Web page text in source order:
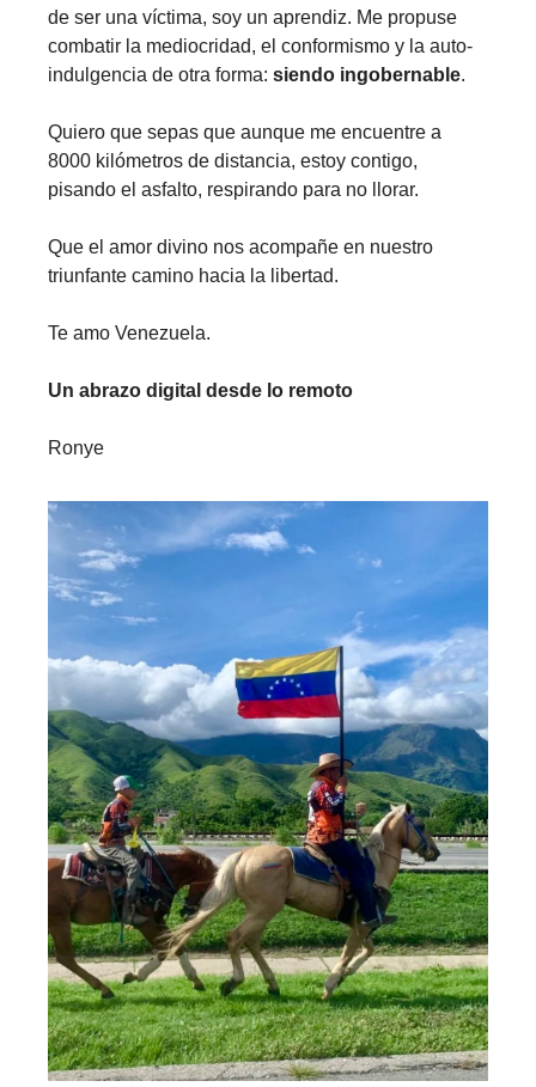
de ser una víctima, soy un aprendiz. Me propuse
combatir la mediocridad, el conformismo y la auto-
indulgencia de otra forma: siendo ingobernable.
Quiero que sepas que aunque me encuentre a
8000 kilómetros de distancia, estoy contigo,
pisando el asfalto, respirando para no llorar.
Que el amor divino nos acompañe en nuestro
triunfante camino hacia la libertad.
Te amo Venezuela.
Un abrazo digital desde lo remoto
Ronye